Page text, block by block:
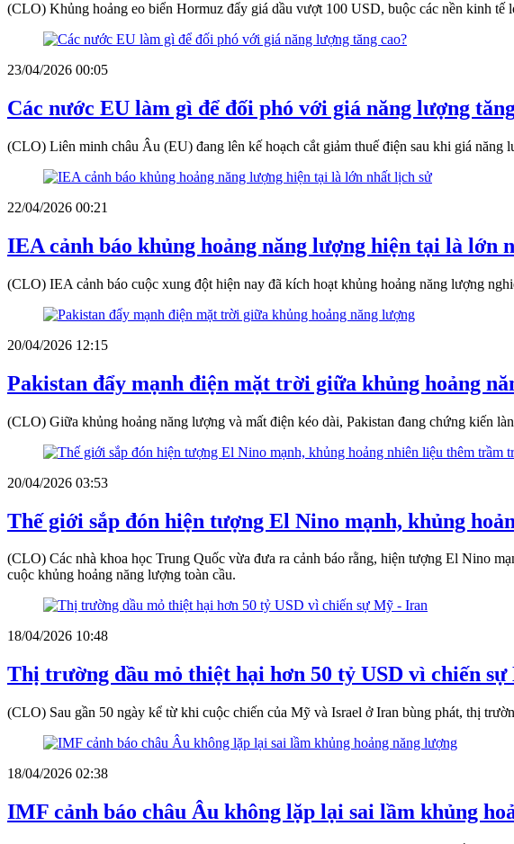
(CLO) Khủng hoảng eo biển Hormuz đẩy giá dầu vượt 100 USD, buộc các nền kinh tế
23/04/2026 00:05
Các nước EU làm gì để đối phó với giá năng lượng
(CLO) Liên minh châu Âu (EU) đang lên kế hoạch cắt giảm thuế điện sau khi giá năng
22/04/2026 00:21
IEA cảnh báo khủng hoảng năng lượng hiện tại là lớn
(CLO) IEA cảnh báo cuộc xung đột hiện nay đã kích hoạt khủng hoảng năng lượng
20/04/2026 12:15
Pakistan đẩy mạnh điện mặt trời giữa khủng hoảng
(CLO) Giữa khủng hoảng năng lượng và mất điện kéo dài, Pakistan đang chứng kiến
20/04/2026 03:53
Thế giới sắp đón hiện tượng El Nino mạnh, khủng
(CLO) Các nhà khoa học Trung Quốc vừa đưa ra cảnh báo rằng, hiện tượng El Nino
cuộc khủng hoảng năng lượng toàn cầu.
18/04/2026 10:48
Thị trường dầu mỏ thiệt hại hơn 50 tỷ USD vì chiến
(CLO) Sau gần 50 ngày kể từ khi cuộc chiến của Mỹ và Israel ở Iran bùng phát, thị
18/04/2026 02:38
IMF cảnh báo châu Âu không lặp lại sai lầm khủng